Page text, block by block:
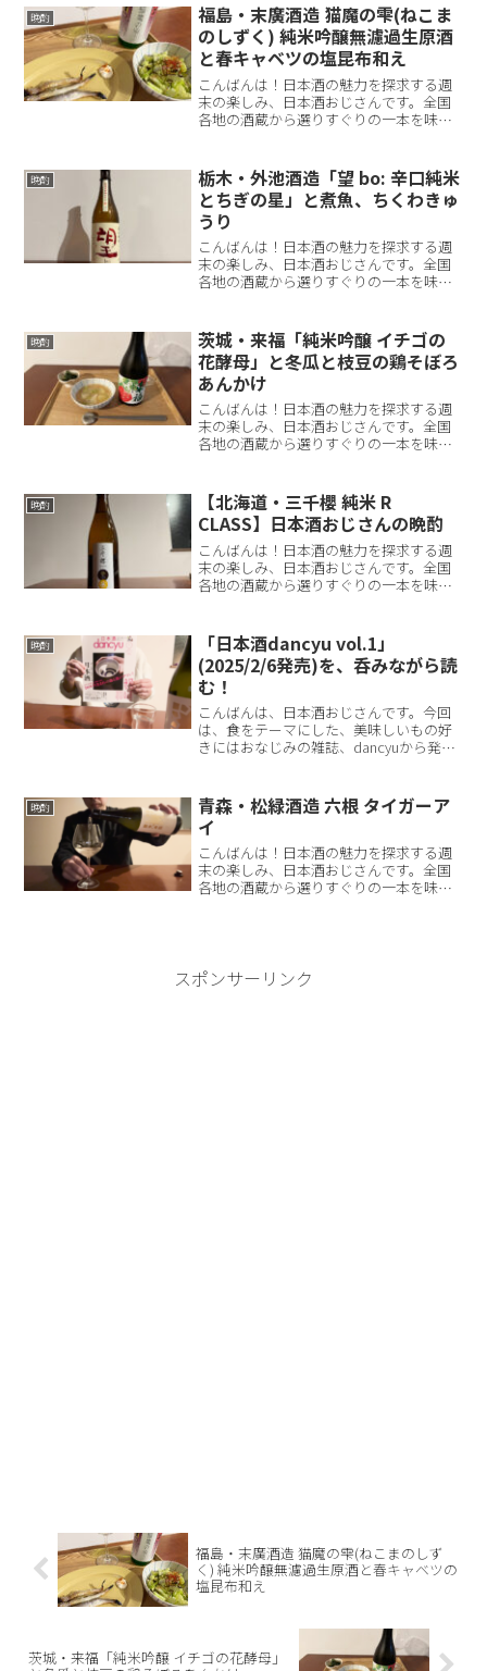
晩酌
福島・末廣酒造 猫魔の雫(ねこま
のしずく) 純米吟醸無濾過生原酒
と春キャベツの塩昆布和え
こんばんは！日本酒の魅力を探求する週
末の楽しみ、日本酒おじさんです。全国
各地の酒蔵から選りすぐりの一本を味わ
まみのペアリングを一緒に楽しんでいき
ましょう！さて、今回ご紹...
晩酌
栃木・外池酒造「望 bo: 辛口純米
とちぎの星」と煮魚、ちくわきゅ
うり
こんばんは！日本酒の魅力を探求する週
末の楽しみ、日本酒おじさんです。全国
各地の酒蔵から選りすぐりの一本を味わ
まみのペアリングを一緒に楽しんでいき
ましょう！さて、今回ご紹...
晩酌
茨城・来福「純米吟醸 イチゴの
花酵母」と冬瓜と枝豆の鶏そぼろ
あんかけ
こんばんは！日本酒の魅力を探求する週
末の楽しみ、日本酒おじさんです。全国
各地の酒蔵から選りすぐりの一本を味わ
まみのペアリングを一緒に楽しんでいき
ましょう！さて、今回ご紹...
晩酌
【北海道・三千櫻 純米 R
CLASS】日本酒おじさんの晩酌
こんばんは！日本酒の魅力を探求する週
末の楽しみ、日本酒おじさんです。全国
各地の酒蔵から選りすぐりの一本を味わ
まみのペアリングを一緒に楽しんでいき
ましょう！さて、今回の晩...
晩酌
「日本酒dancyu vol.1」
(2025/2/6発売)を、呑みながら読
む！
こんばんは、日本酒おじさんです。今回
は、食をテーマにした、美味しいもの好
きにはおなじみの雑誌、dancyuから発売
飲んでいる日本酒は、青森・松緑酒造の
六根...
晩酌
青森・松緑酒造 六根 タイガーア
イ
こんばんは！日本酒の魅力を探求する週
末の楽しみ、日本酒おじさんです。全国
各地の酒蔵から選りすぐりの一本を味わ
スポンサーリンク
福島・末廣酒造 猫魔の雫(ねこまのしず
く) 純米吟醸無濾過生原酒と春キャベツの
塩昆布和え
茨城・来福「純米吟醸 イチゴの花酵母」